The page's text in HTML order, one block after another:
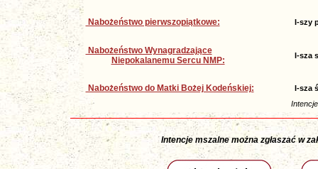
Nabożeństwo pierwszopiątkowe: I-szy
Nabożeństwo Wynagradzające
Niepokalanemu Sercu NMP:
I-sza
Nabożeństwo do Matki Bożej Kodeńskiej:
I-sza
Intencje mszalne można zgłaszać w